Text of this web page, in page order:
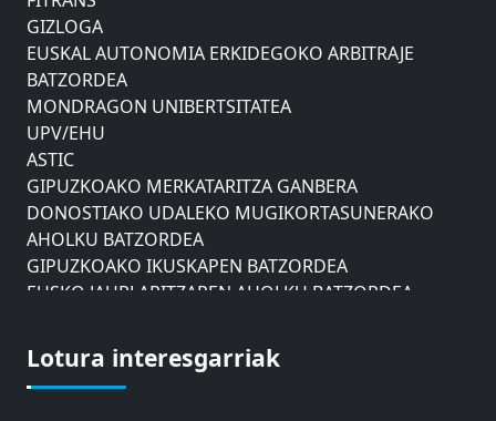
GIZLOGA
EUSKAL AUTONOMIA ERKIDEGOKO ARBITRAJE
BATZORDEA
MONDRAGON UNIBERTSITATEA
UPV/EHU
ASTIC
GIPUZKOAKO MERKATARITZA GANBERA
DONOSTIAKO UDALEKO MUGIKORTASUNERAKO
AHOLKU BATZORDEA
GIPUZKOAKO IKUSKAPEN BATZORDEA
EUSKO JAURLARITZAREN AHOLKU BATZORDEA
EUSKO IKASKUNTZA
EXPOLOGISTIKA
Lotura interesgarriak